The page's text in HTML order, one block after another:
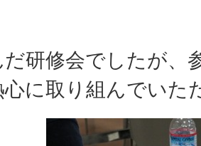
研修会でしたが、
に取り組んでいた